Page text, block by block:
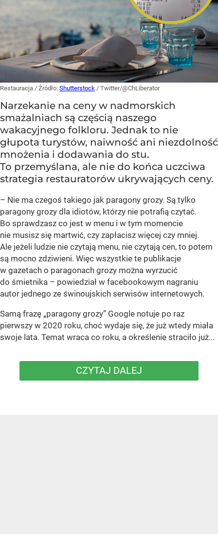
Restauracja / Źródło: Shutterstock / Twitter/@ChLiberator
Narzekanie na ceny w nadmorskich
smażalniach są częścią naszego
wakacyjnego folkloru. Jednak to nie
głupota turystów, naiwność ani niezdolność
mnożenia i dodawania do stu.
To przemyślana, ale nie do końca uczciwa
strategia restauratorów ukrywających ceny.
– Nie ma czegoś takiego jak paragony grozy. Są tylko
paragony grozy dla idiotów, którzy nie potrafią czytać.
Bo sprawdzasz co jest w menu i w tym momencie
nie musisz się martwić, czy zapłacisz więcej czy mniej.
Ale jeżeli ludzie nie czytają menu, nie czytają cen, to potem
są mocno zdziwieni. Więc wszystkie te publikacje
w gazetach o paragonach grozy można wyrzucić
do śmietnika – powiedział w facebookowym nagraniu
autor jednego ze świnoujskich serwisów internetowych.
Samą frazę „paragony grozy” Google notuje po raz
pierwszy w 2020 roku, choć wydaje się, że już wtedy miała
swoje lata. Temat wraca co roku, a określenie straciło już...
CZYTAJ DALEJ